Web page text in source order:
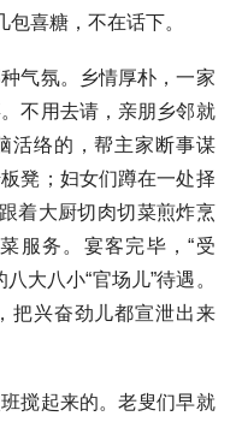
包喜糖，不在话下。
气氛。乡情厚朴，一家
不用去请，亲朋乡邻就
活络的，帮主家断事谋
凳；妇女们蹲在一处择
着大厨切肉切菜煎炸烹
服务。宴客完毕，“受
大八小“官场儿”待遇。
把兴奋劲儿都宣泄出来
搅起来的。老叟们早就